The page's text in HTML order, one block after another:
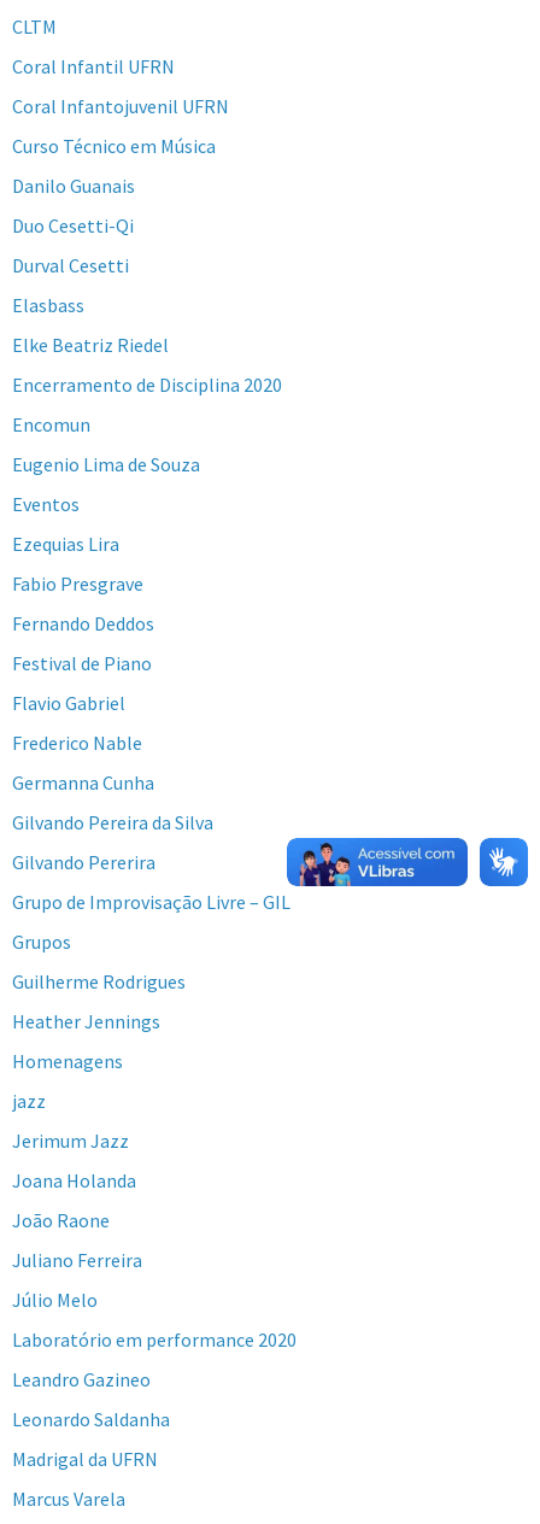
CLTM
Coral Infantil UFRN
Coral Infantojuvenil UFRN
Curso Técnico em Música
Danilo Guanais
Duo Cesetti-Qi
Durval Cesetti
Elasbass
Elke Beatriz Riedel
Encerramento de Disciplina 2020
Encomun
Eugenio Lima de Souza
Eventos
Ezequias Lira
Fabio Presgrave
Fernando Deddos
Festival de Piano
Flavio Gabriel
Frederico Nable
Germanna Cunha
Gilvando Pereira da Silva
Gilvando Pererira
Grupo de Improvisação Livre – GIL
Grupos
Guilherme Rodrigues
Heather Jennings
Homenagens
jazz
Jerimum Jazz
Joana Holanda
João Raone
Juliano Ferreira
Júlio Melo
Laboratório em performance 2020
Leandro Gazineo
Leonardo Saldanha
Madrigal da UFRN
Marcus Varela